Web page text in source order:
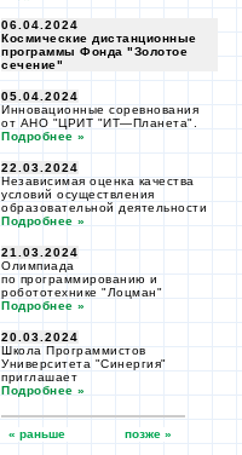
06.04.2024
Космические дистанционные
программы Фонда "Золотое
сечение"
05.04.2024
Инновационные соревнования
от АНО "ЦРИТ "ИТ—Планета".
Подробнее »
22.03.2024
Независимая оценка качества
условий осуществления
образовательной деятельности
Подробнее »
21.03.2024
Олимпиада
по программированию и
робототехнике "Лоцман"
Подробнее »
20.03.2024
Школа Программистов
Университета "Синергия"
приглашает
Подробнее »